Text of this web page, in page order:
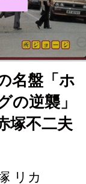
名盤「ホ
の逆襲」
塚不二夫
リカ